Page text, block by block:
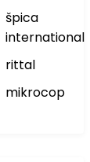
špica
international
rittal
mikrocop